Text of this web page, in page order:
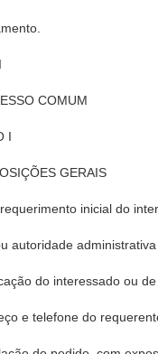
COMUM
I
GERAIS
inicial do
autoridade
do interessado ou
e telefone do